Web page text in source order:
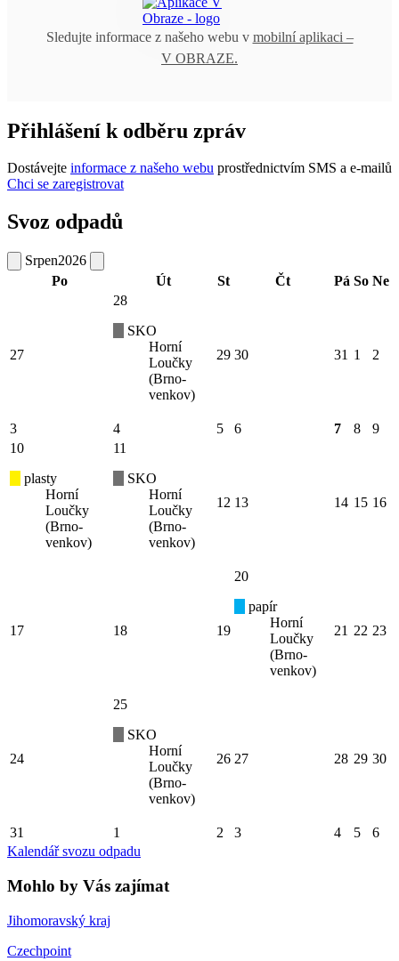
Sledujte informace z našeho webu v mobilní aplikaci –
V OBRAZE.
Přihlášení k odběru zpráv
Dostávejte informace z našeho webu prostřednictvím SMS a e-mailů
Chci se zaregistrovat
Svoz odpadů
Srpen2026
Po
Út St Čt Pá So Ne
27
28
SKO
Horní
Loučky
(Brno-
venkov)
29 30 31 1 2
3 4 5 6 7 8
9
10
plasty
Horní
Loučky
(Brno-
venkov)
11
SKO
Horní
Loučky
(Brno-
venkov)
12 13 14 15 16
17 18 19
20
papír
Horní
Loučky
(Brno-
venkov)
21 22 23
24
25
SKO
Horní
Loučky
(Brno-
venkov)
26 27 28 29 30
31 1 2 3 4 5
6
Kalendář svozu odpadu
Mohlo by Vás zajímat
Jihomoravský kraj
Czechpoint